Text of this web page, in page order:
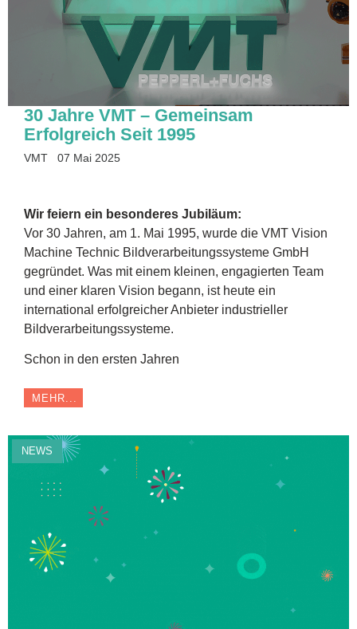
30 Jahre VMT – Gemeinsam
Erfolgreich Seit 1995
VMT 07 Mai 2025
Wir feiern ein besonderes Jubiläum:
Vor 30 Jahren, am 1. Mai 1995, wurde die VMT Vision
Machine Technic Bildverarbeitungssysteme GmbH
gegründet. Was mit einem kleinen, engagierten Team
und einer klaren Vision begann, ist heute ein
international erfolgreicher Anbieter industrieller
Bildverarbeitungssysteme.
Schon in den ersten Jahren
MEHR...
NEWS